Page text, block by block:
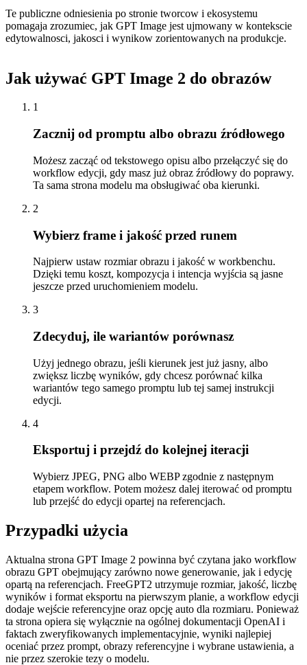
Te publiczne odniesienia po stronie tworcow i ekosystemu
pomagaja zrozumiec, jak GPT Image jest ujmowany w kontekscie
edytowalnosci, jakosci i wynikow zorientowanych na produkcje.
Jak używać GPT Image 2 do obrazów
1
Zacznij od promptu albo obrazu źródłowego
Możesz zacząć od tekstowego opisu albo przełączyć się do
workflow edycji, gdy masz już obraz źródłowy do poprawy.
Ta sama strona modelu ma obsługiwać oba kierunki.
2
Wybierz frame i jakość przed runem
Najpierw ustaw rozmiar obrazu i jakość w workbenchu.
Dzięki temu koszt, kompozycja i intencja wyjścia są jasne
jeszcze przed uruchomieniem modelu.
3
Zdecyduj, ile wariantów porównasz
Użyj jednego obrazu, jeśli kierunek jest już jasny, albo
zwiększ liczbę wyników, gdy chcesz porównać kilka
wariantów tego samego promptu lub tej samej instrukcji
edycji.
4
Eksportuj i przejdź do kolejnej iteracji
Wybierz JPEG, PNG albo WEBP zgodnie z następnym
etapem workflow. Potem możesz dalej iterować od promptu
lub przejść do edycji opartej na referencjach.
Przypadki użycia
Aktualna strona GPT Image 2 powinna być czytana jako workflow
obrazu GPT obejmujący zarówno nowe generowanie, jak i edycję
opartą na referencjach. FreeGPT2 utrzymuje rozmiar, jakość, liczbę
wyników i format eksportu na pierwszym planie, a workflow edycji
dodaje wejście referencyjne oraz opcję auto dla rozmiaru. Ponieważ
ta strona opiera się wyłącznie na ogólnej dokumentacji OpenAI i
faktach zweryfikowanych implementacyjnie, wyniki najlepiej
oceniać przez prompt, obrazy referencyjne i wybrane ustawienia, a
nie przez szerokie tezy o modelu.